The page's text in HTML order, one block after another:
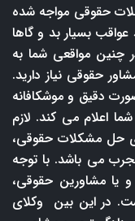
حقوقی مواجه شده
بسیار بد و گاها
چنین مواقعی شما به
حقوقی نیاز دارید.
دقیق و موشکافانه
اعلام می کند. لازم
حل مشکلات حقوقی،
می باشد. با توجه
یا مشاورین حقوقی،
در این بین وکلای